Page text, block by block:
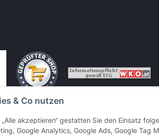
& Co nutzen
akzeptieren“ gestatten Sie den Einsatz
Google Analytics, Google Ads, Google Tag